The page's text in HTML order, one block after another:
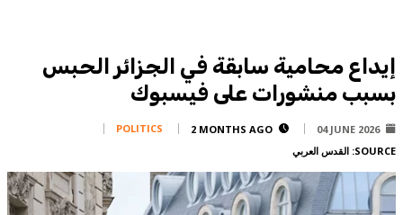
Contact
FPM
إيداع محامية سابقة في الجزائر الحبس
بسبب منشورات على فيسبوك
04 JUNE 2026
2 MONTHS AGO
POLITICS
SOURCE: القدس العربي